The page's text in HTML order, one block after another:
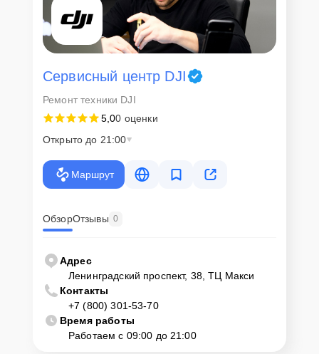
Сервисный центр DJI
Ремонт техники DJI
5,00 оценки
Открыто до 21:00
Маршрут
ОбзорОтзывы 0
Адрес
Ленинградский проспект, 38, ТЦ Макси
Контакты
+7 (800) 301-53-70
Время работы
Работаем с 09:00 до 21:00